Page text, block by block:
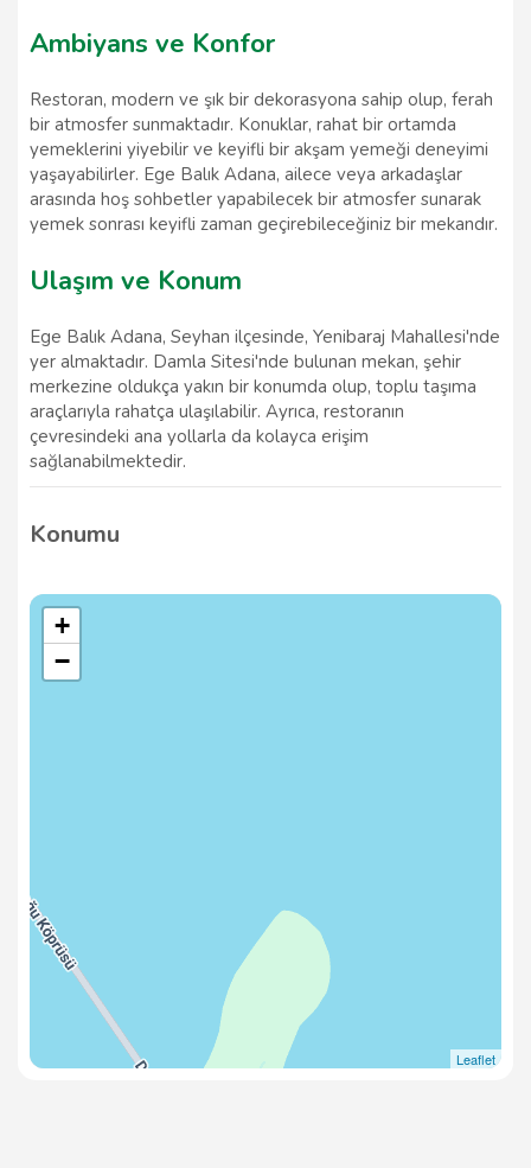
Ambiyans ve Konfor
Restoran, modern ve şık bir dekorasyona sahip olup, ferah
bir atmosfer sunmaktadır. Konuklar, rahat bir ortamda
yemeklerini yiyebilir ve keyifli bir akşam yemeği deneyimi
yaşayabilirler. Ege Balık Adana, ailece veya arkadaşlar
arasında hoş sohbetler yapabilecek bir atmosfer sunarak
yemek sonrası keyifli zaman geçirebileceğiniz bir mekandır.
Ulaşım ve Konum
Ege Balık Adana, Seyhan ilçesinde, Yenibaraj Mahallesi'nde
yer almaktadır. Damla Sitesi'nde bulunan mekan, şehir
merkezine oldukça yakın bir konumda olup, toplu taşıma
araçlarıyla rahatça ulaşılabilir. Ayrıca, restoranın
çevresindeki ana yollarla da kolayca erişim
sağlanabilmektedir.
Konumu
+
−
Leaflet